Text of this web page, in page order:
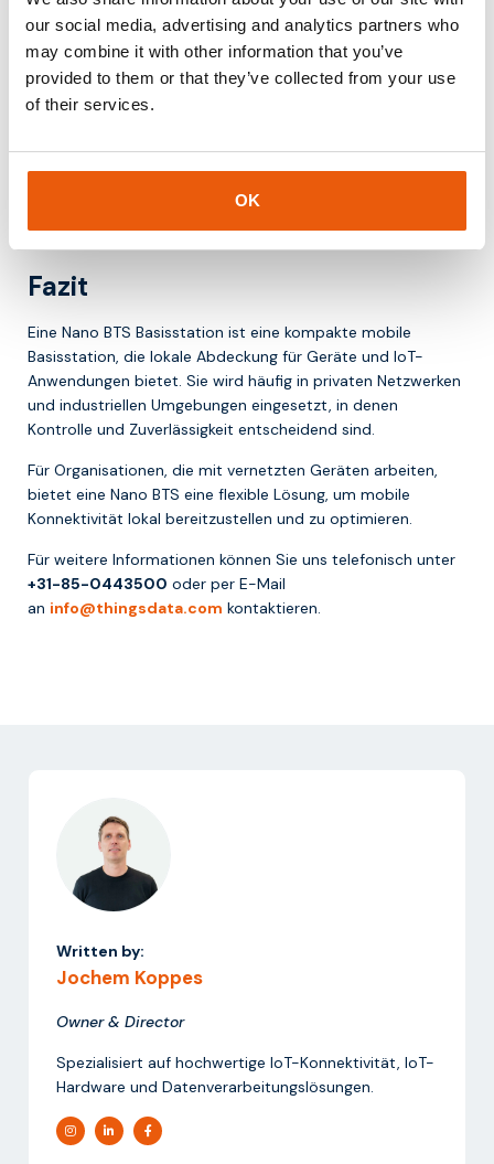
our social media, advertising and analytics partners who
may combine it with other information that you’ve
provided to them or that they’ve collected from your use
of their services.
OK
Konnektivität wächst, insbesondere im IoT und in der
Industrie. Nano BTS ermöglicht es:
lokale mobile Netzwerke bereitzustellen
die Abdeckung zu verbessern
Damit ist sie ein wichtiger Baustein für private Netzwerke
und fortschrittliche IoT-Anwendungen.
Fazit
Eine Nano BTS Basisstation ist eine kompakte mobile
Basisstation, die lokale Abdeckung für Geräte und IoT-
Anwendungen bietet. Sie wird häufig in privaten Netzwerken
und industriellen Umgebungen eingesetzt, in denen
Kontrolle und Zuverlässigkeit entscheidend sind.
Für Organisationen, die mit vernetzten Geräten arbeiten,
bietet eine Nano BTS eine flexible Lösung, um mobile
Konnektivität lokal bereitzustellen und zu optimieren.
Für weitere Informationen können Sie uns telefonisch unter
+31-85-0443500 oder per E-Mail
an info@thingsdata.com kontaktieren.
Written by:
Jochem Koppes
Owner & Director
Spezialisiert auf hochwertige IoT-Konnektivität, IoT-
Hardware und Datenverarbeitungslösungen.